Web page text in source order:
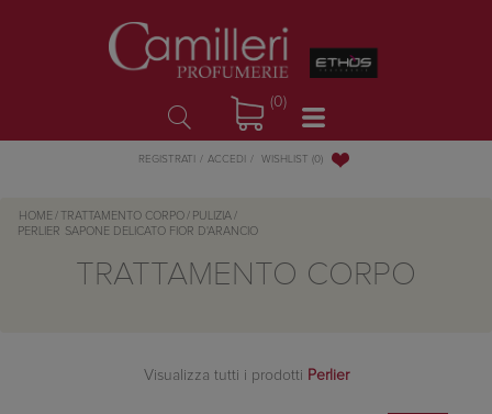
(0)
REGISTRATI ACCEDI WISHLIST (0)
HOME / TRATTAMENTO CORPO / PULIZIA /
PERLIER SAPONE DELICATO FIOR D'ARANCIO
TRATTAMENTO CORPO
Visualizza tutti i prodotti Perlier